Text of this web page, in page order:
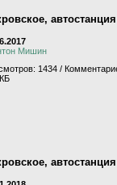
автостанция
Мишин
1434 /
автостанция